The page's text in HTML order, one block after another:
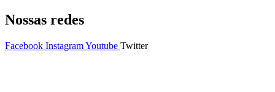
Nossas redes
Facebook InstagramYoutube Twitter